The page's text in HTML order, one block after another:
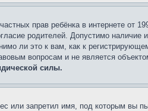
прав ребёнка в интернете
родителей. Допустимо
ли это к вам, как к
вопросам и не является
силы.
или запретил имя, под которым вы